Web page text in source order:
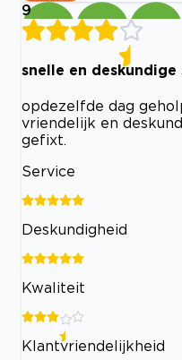
9
snelle en deskundige
opdezelfde dag
vriendelijk en
gefixt.
Service
Deskundigheid
Kwaliteit
Klantvriendelijkheid